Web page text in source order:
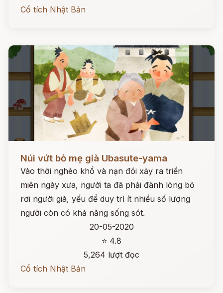
Cổ tích Nhật Bản
Núi vứt bỏ mẹ già Ubasute-yama
Vào thời nghèo khổ và nạn đói xảy ra triền
miên ngày xưa, người ta đã phải đành lòng bỏ
rơi người già, yếu để duy trì ít nhiều số lượng
người còn có khả năng sống sót.
20-05-2020
⭐ 4.8
5,264 lượt đọc
Cổ tích Nhật Bản